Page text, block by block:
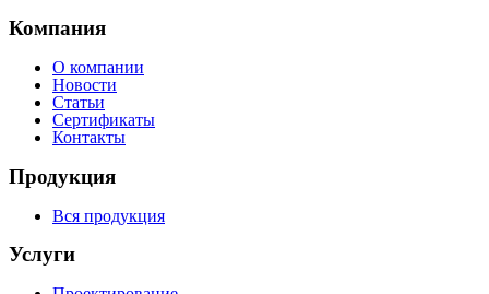
Компания
О компании
Новости
Статьи
Сертификаты
Контакты
Продукция
Вся продукция
Услуги